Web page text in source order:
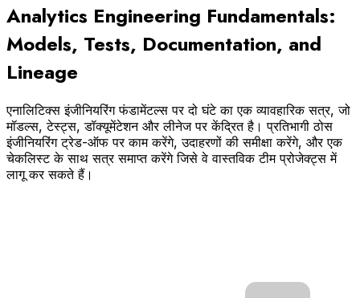
Analytics Engineering Fundamentals:
Models, Tests, Documentation, and
Lineage
एनालिटिक्स इंजीनियरिंग फंडामेंटल्स पर दो घंटे का एक व्यावहारिक सत्र, जो
मॉडल्स, टेस्ट्स, डॉक्यूमेंटेशन और लीनेज पर केंद्रित है। प्रतिभागी ठोस
इंजीनियरिंग ट्रेड-ऑफ पर काम करेंगे, उदाहरणों की समीक्षा करेंगे, और एक
चेकलिस्ट के साथ सत्र समाप्त करेंगे जिसे वे वास्तविक टीम प्रोजेक्ट्स में
लागू कर सकते हैं।